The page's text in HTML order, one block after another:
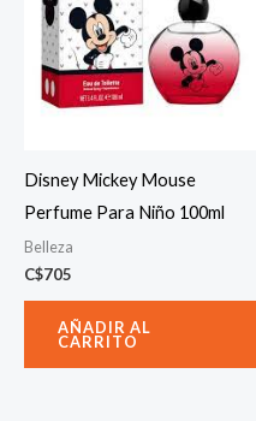
Disney Mickey Mouse
Perfume Para Niño 100ml
Belleza
C$705
AÑADIR AL
CARRITO